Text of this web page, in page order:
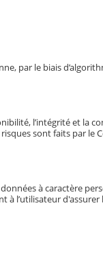
par le biais
l’intégrité et la
sont faits par
à caractère
à l’utilisateur